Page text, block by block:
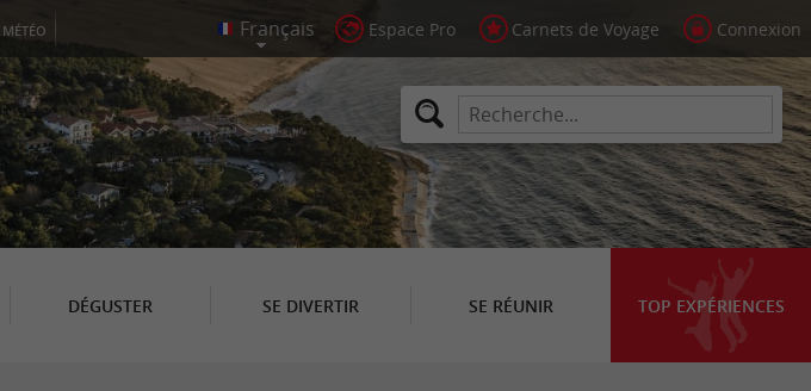
MÉTÉO Espace Pro Carnets de Voyage Connexion
DÉGUSTER SE DIVERTIR SE RÉUNIR TOP EXPÉRIENCES